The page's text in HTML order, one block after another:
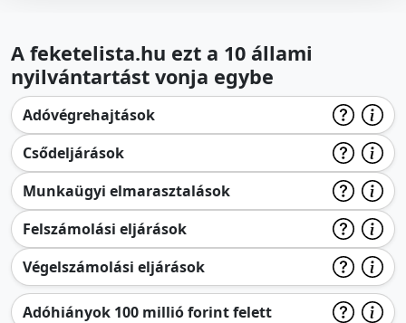
A feketelista.hu ezt a 10 állami
nyilvántartást vonja egybe
Adóvégrehajtások
Csődeljárások
Munkaügyi elmarasztalások
Felszámolási eljárások
Végelszámolási eljárások
Adóhiányok 100 millió forint felett